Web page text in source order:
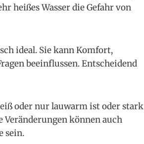
heißes Wasser die Gefahr von
ideal. Sie kann Komfort,
beeinflussen. Entscheidend
oder nur lauwarm ist oder stark
können auch
sein.